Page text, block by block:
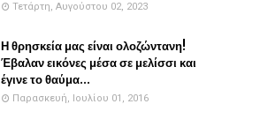
Τετάρτη, Αυγούστου 02, 2023
Η θρησκεία μας είναι ολοζώντανη!
Έβαλαν εικόνες μέσα σε μελίσσι και
έγινε το θαύμα...
Παρασκευή, Ιουλίου 01, 2016